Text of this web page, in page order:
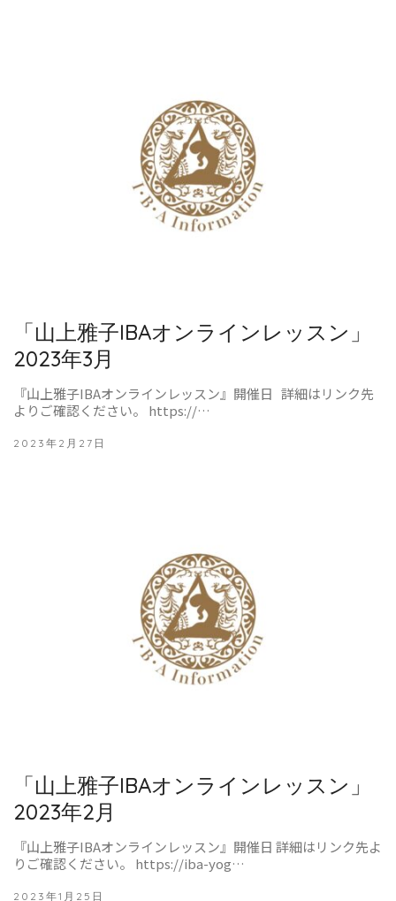
「山上雅子IBAオンラインレッスン」
2023年3月
『山上雅子IBAオンラインレッスン』開催日 詳細はリンク先
よりご確認ください。 https://…
2023年2月27日
「山上雅子IBAオンラインレッスン」
2023年2月
『山上雅子IBAオンラインレッスン』開催日 詳細はリンク先よ
りご確認ください。 https://iba-yog…
2023年1月25日